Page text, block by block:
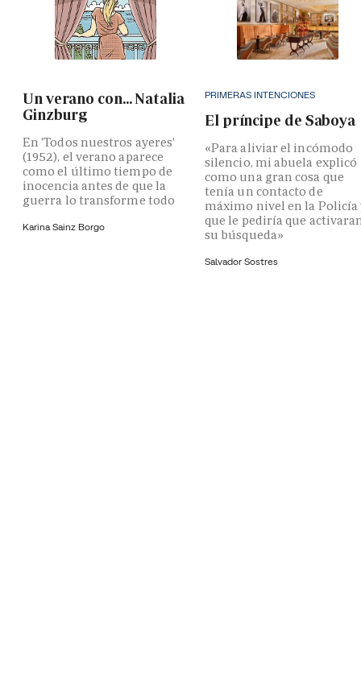
Un verano con... Natalia
Ginzburg
En 'Todos nuestros ayeres'
(1952), el verano aparece
como el último tiempo de
inocencia antes de que la
guerra lo transforme todo
Karina Sainz Borgo
PRIMERAS INTENCIONES
El príncipe de Saboya
«Para aliviar el incómodo
silencio, mi abuela explicó
como una gran cosa que
tenía un contacto de
máximo nivel en la Policía
que le pediría que
su búsqueda»
Salvador Sostres